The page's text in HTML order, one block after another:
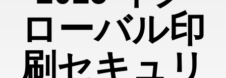
ローバル印
刷セキュリ